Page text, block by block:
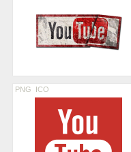
PNG ICO